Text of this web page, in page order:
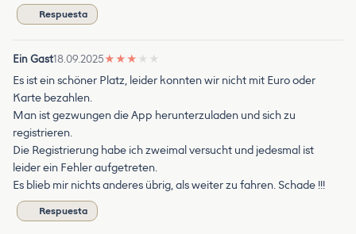
Respuesta
Ein Gast18.09.2025★ ★ ★ ★ ★
Es ist ein schöner Platz, leider konnten wir nicht mit Euro oder
Karte bezahlen.
Man ist gezwungen die App herunterzuladen und sich zu
registrieren.
Die Registrierung habe ich zweimal versucht und jedesmal ist
leider ein Fehler aufgetreten.
Es blieb mir nichts anderes übrig, als weiter zu fahren. Schade !!!
Respuesta